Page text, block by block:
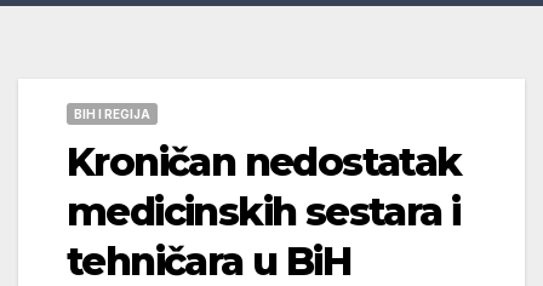
BIH I REGIJA
Kroničan nedostatak
medicinskih sestara i
tehničara u BiH